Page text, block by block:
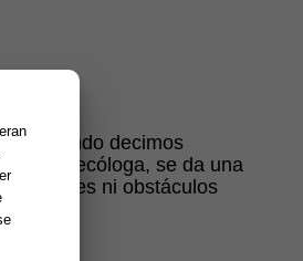
(cuando decimos
es ginecóloga, se da una
ni obstáculos